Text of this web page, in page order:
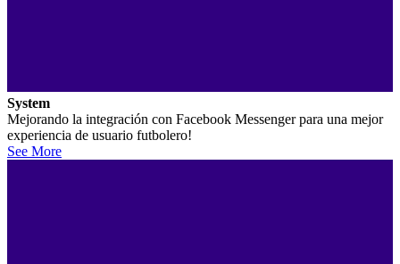
System
Mejorando la integración con Facebook Messenger para una mejor
experiencia de usuario futbolero!
See More